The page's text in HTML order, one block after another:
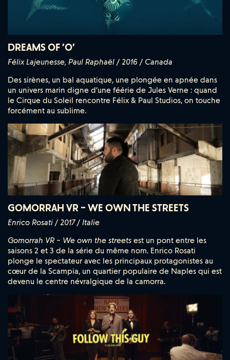
DREAMS OF ’O’
Félix Lajeunesse, Paul Raphaël / 2016 / Canada
Des sirènes, un bal aquatique, une plongée en apnée dans
un univers marin digne d’une féérie de Jules Verne : quand
le Cirque du Soleil rencontre Félix & Paul Studios, on touche
forcément au sublime.
GOMORRAH VR – WE OWN THE STREETS
Enrico Rosati / 2017 / Italie
Gomorrah VR – We own the streets est un pont entre les
saisons 2 et 3 de la série du même nom. Enrico Rosati
plonge le spectateur avec les principaux protagonistes au
cœur de la Scampia, un quartier populaire de Naples qui est
devenu le centre névralgique de la camorra.